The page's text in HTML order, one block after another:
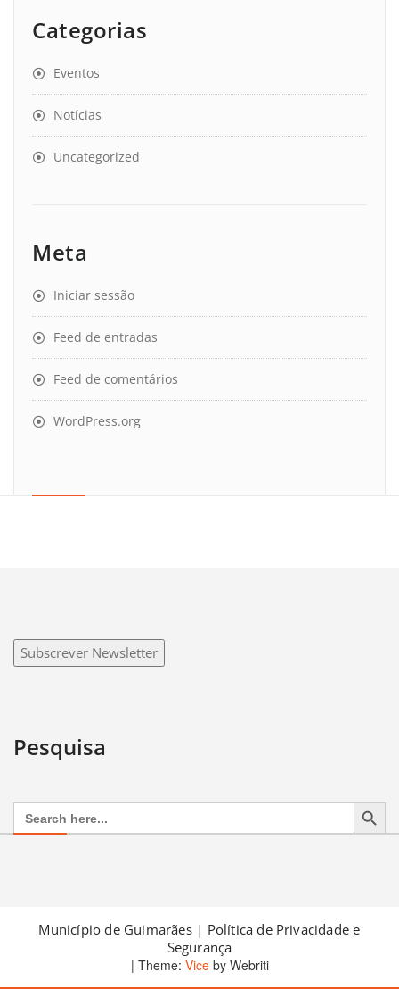
Categorias
Eventos
Notícias
Uncategorized
Meta
Iniciar sessão
Feed de entradas
Feed de comentários
WordPress.org
Subscrever Newsletter
Pesquisa
Search
for:
Search Button
Município de Guimarães| Política de Privacidade e
Segurança
| Theme: Viceby Webriti